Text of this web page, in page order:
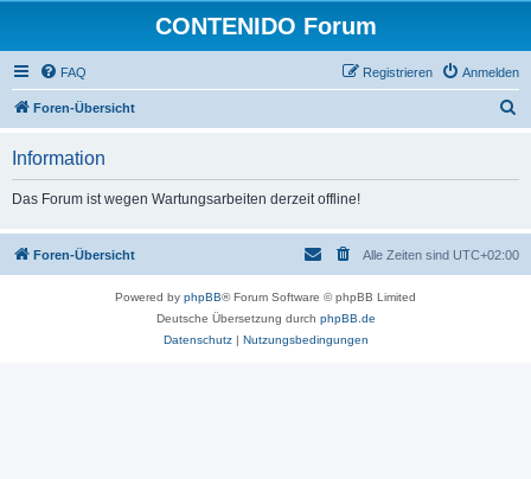
CONTENIDO Forum
FAQ Anmelden
Registrieren
Foren-Übersicht
Information
Das Forum ist wegen Wartungsarbeiten derzeit offline!
Foren-Übersicht Alle Zeiten sind UTC+02:00
Powered by phpBB® Forum Software © phpBB Limited
Deutsche Übersetzung durch phpBB.de
Datenschutz| Nutzungsbedingungen